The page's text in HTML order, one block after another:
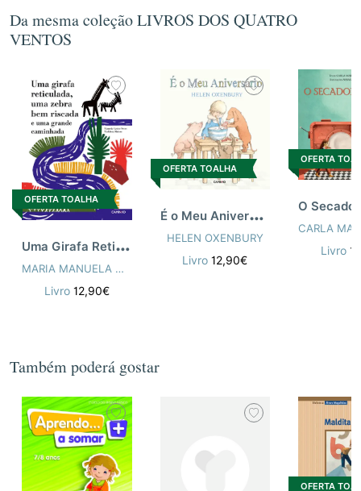
Da mesma coleção LIVROS DOS QUATRO
VENTOS
OFERTA TOALHA
U
ma Girafa Reticulada...
MARIA MANUELA CASTRO NEVES
Livro 12,90€
OFERTA TOALHA
É
o Meu Aniversário
HELEN OXENBURY
Livro12,90€
OFERTA
Livro
Também poderá gostar
OFERTA